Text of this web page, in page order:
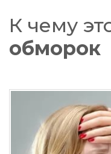
К чему
обморок